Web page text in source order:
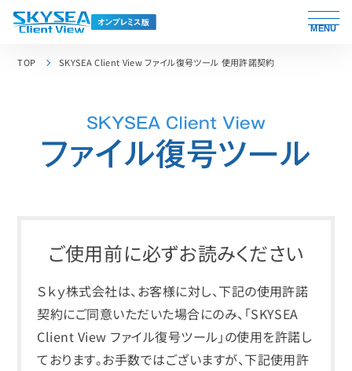
MENU
TOP SKYSEA Client View ファイル復号ツール 使用許諾契約
ご使用前に必ずお読みください
Ｓｋｙ株式会社は、お客様に対し、下記の使用許諾
契約にご同意いただいた場合にのみ、「SKYSEA
Client View ファイル復号ツール」の使用を許諾し
ております。お手数ではございますが、下記使用許